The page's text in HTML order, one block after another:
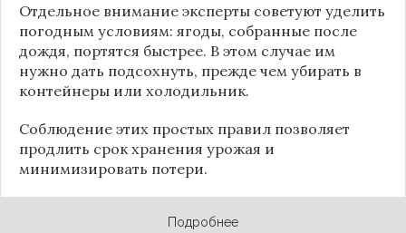
Отдельное внимание эксперты советуют уделить
погодным условиям: ягоды, собранные после
дождя, портятся быстрее. В этом случае им
нужно дать подсохнуть, прежде чем убирать в
контейнеры или холодильник.
Соблюдение этих простых правил позволяет
продлить срок хранения урожая и
минимизировать потери.
Подробнее